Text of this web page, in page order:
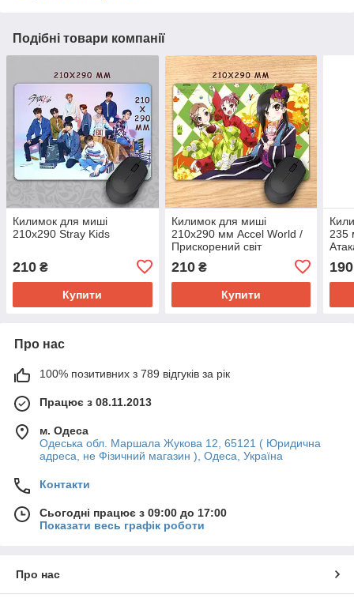
Подібні товари компанії
Килимок для миші
210х290 Stray Kids
210 ₴
Купити
Килимок для миші
210x290 мм Accel World /
Прискорений світ
210₴
Купити
235
190
Про нас
100% позитивних з 789 відгуків за рік
Працює з 08.11.2013
м. Одеса
Одеська обл. Маршала Жукова 12, 65121 ( Юридична
адреса, не Фізичний магазин ), Одеса, Україна
Контакти
Сьогодні працює з 09:00 до 17:00
Показати весь графік роботи
Про нас